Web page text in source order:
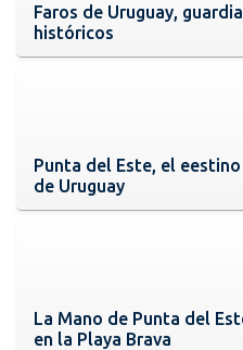
Faros de Uruguay,
históricos
Punta del Este, el
de Uruguay
La Mano de Punta del
en la Playa Brava